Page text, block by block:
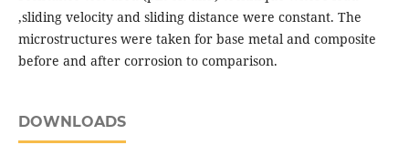
,sliding velocity and sliding distance were constant. The
microstructures were taken for base metal and composite
before and after corrosion to comparison.
DOWNLOADS